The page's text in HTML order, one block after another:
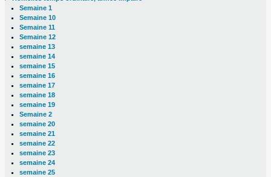
Semaine 1
Semaine 10
Semaine 11
Semaine 12
semaine 13
semaine 14
semaine 15
semaine 16
semaine 17
semaine 18
semaine 19
Semaine 2
semaine 20
semaine 21
semaine 22
semaine 23
semaine 24
semaine 25